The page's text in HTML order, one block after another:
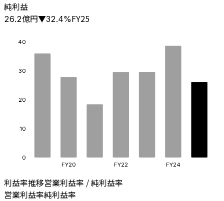
純利益
26.2億円▼32.4%FY25
0
10
20
30
40
FY20 FY22 FY24
利益率推移営業利益率 / 純利益率
営業利益率純利益率